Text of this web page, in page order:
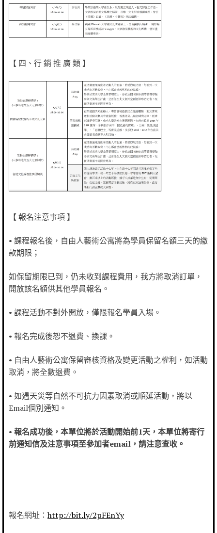
【 四、行 銷 推 廣 類 】
【 報名注意事項 】
• 課程報名後，自由人藝術公寓將為學員保留名額三天的繳
款期限；
如保留期限已到，仍未收到課程費用，我方將取消訂單，
開放該名額供其他學員報名。
• 課程活動不對外開放，僅限報名學員入場。
• 報名完成後恕不退費、換課。
• 自由人藝術公寓保留審核資格及變更活動之權利，如活動
取消，將全數退費。
• 如遇天災等自然不可抗力因素取消或順延活動，將以
Email個別通知。
• 報名成功後，本單位將於活動開始前1天，本單位將寄行
前通知信及注意事項至參加者email，請注意查收。
報名網址：http://bit.ly/2pFEnYy